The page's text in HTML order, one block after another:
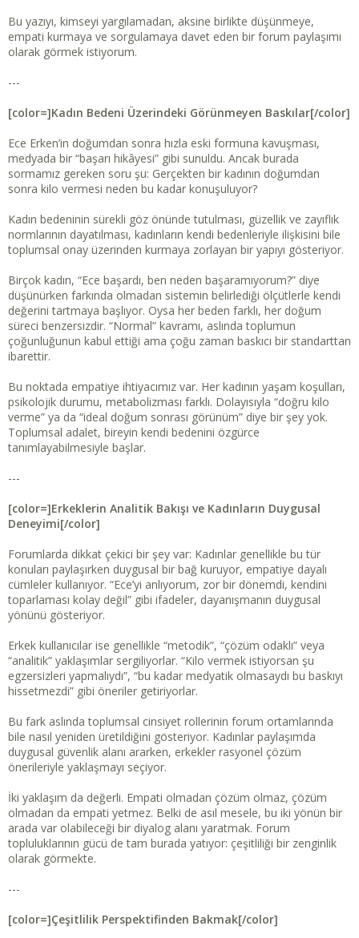
Bu yazıyı, kimseyi yargılamadan, aksine birlikte düşünmeye,
empati kurmaya ve sorgulamaya davet eden bir forum paylaşımı
olarak görmek istiyorum.
---
[color=]Kadın Bedeni Üzerindeki Görünmeyen Baskılar[/color]
Ece Erken’in doğumdan sonra hızla eski formuna kavuşması,
medyada bir “başarı hikâyesi” gibi sunuldu. Ancak burada
sormamız gereken soru şu: Gerçekten bir kadının doğumdan
sonra kilo vermesi neden bu kadar konuşuluyor?
Kadın bedeninin sürekli göz önünde tutulması, güzellik ve zayıflık
normlarının dayatılması, kadınların kendi bedenleriyle ilişkisini bile
toplumsal onay üzerinden kurmaya zorlayan bir yapıyı gösteriyor.
Birçok kadın, “Ece başardı, ben neden başaramıyorum?” diye
düşünürken farkında olmadan sistemin belirlediği ölçütlerle kendi
değerini tartmaya başlıyor. Oysa her beden farklı, her doğum
süreci benzersizdir. “Normal” kavramı, aslında toplumun
çoğunluğunun kabul ettiği ama çoğu zaman baskıcı bir standarttan
ibarettir.
Bu noktada empatiye ihtiyacımız var. Her kadının yaşam koşulları,
psikolojik durumu, metabolizması farklı. Dolayısıyla “doğru kilo
verme” ya da “ideal doğum sonrası görünüm” diye bir şey yok.
Toplumsal adalet, bireyin kendi bedenini özgürce
tanımlayabilmesiyle başlar.
---
[color=]Erkeklerin Analitik Bakışı ve Kadınların Duygusal
Deneyimi[/color]
Forumlarda dikkat çekici bir şey var: Kadınlar genellikle bu tür
konuları paylaşırken duygusal bir bağ kuruyor, empatiye dayalı
cümleler kullanıyor. “Ece’yi anlıyorum, zor bir dönemdi, kendini
toparlaması kolay değil” gibi ifadeler, dayanışmanın duygusal
yönünü gösteriyor.
Erkek kullanıcılar ise genellikle “metodik”, “çözüm odaklı” veya
“analitik” yaklaşımlar sergiliyorlar. “Kilo vermek istiyorsan şu
egzersizleri yapmalıydı”, “bu kadar medyatik olmasaydı bu baskıyı
hissetmezdi” gibi öneriler getiriyorlar.
Bu fark aslında toplumsal cinsiyet rollerinin forum ortamlarında
bile nasıl yeniden üretildiğini gösteriyor. Kadınlar paylaşımda
duygusal güvenlik alanı ararken, erkekler rasyonel çözüm
önerileriyle yaklaşmayı seçiyor.
İki yaklaşım da değerli. Empati olmadan çözüm olmaz, çözüm
olmadan da empati yetmez. Belki de asıl mesele, bu iki yönün bir
arada var olabileceği bir diyalog alanı yaratmak. Forum
topluluklarının gücü de tam burada yatıyor: çeşitliliği bir zenginlik
olarak görmekte.
---
[color=]Çeşitlilik Perspektifinden Bakmak[/color]